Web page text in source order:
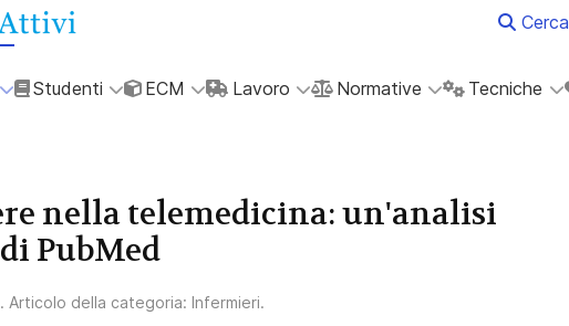
Cerca
Studenti ECM Lavoro Normative Tecniche
nella telemedicina: un'analisi
PubMed
. Articolo della categoria: Infermieri.